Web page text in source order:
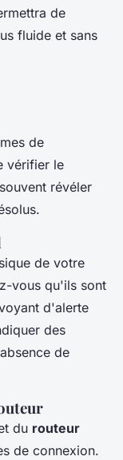
de
fluide et sans
de
vérifier le
révéler
de votre
vous qu'ils sont
d'alerte
des
de
du routeur
de connexion.